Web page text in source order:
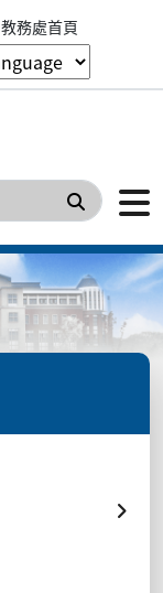
教務處首頁
搜尋